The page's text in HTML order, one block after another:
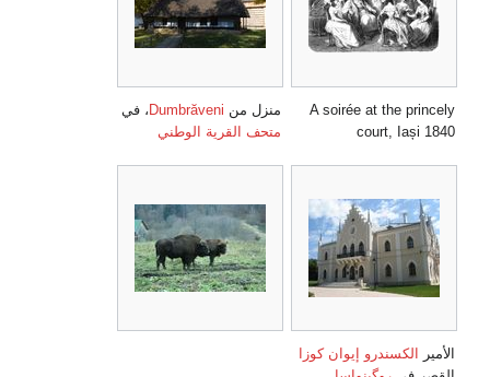
A soirée at the princely
court, Iași 1840
منزل من Dumbrăveni ، في
متحف القرية الوطني
الأمير
الكسندرو إيوان كوزا